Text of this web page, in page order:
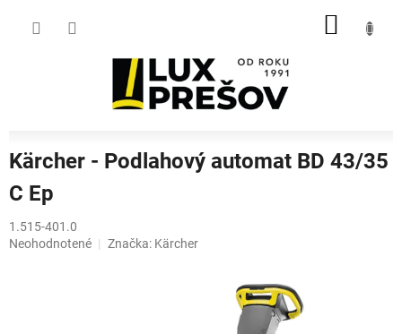
Kärcher - Podlahový automat BD 43/35
C Ep
1.515-401.0
Priemerné
Neohodnotené Značka: Kärcher